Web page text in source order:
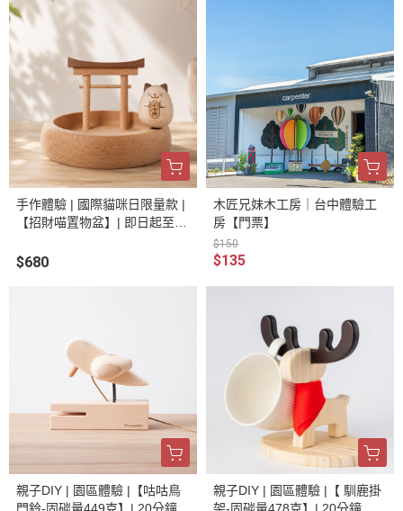
手作體驗 | 國際貓咪日限量款 |
【招財喵置物盆】| 即日起至8/
線上預約
$680
木匠兄妹木工房｜台中體驗工
房【門票】
$150
$135
親子DIY | 園區體驗 |【咕咕鳥
門鈴-固碳量449克】| 20分鐘
親子DIY | 園區體驗 |【 馴鹿掛
架-固碳量478克】| 20分鐘 輕